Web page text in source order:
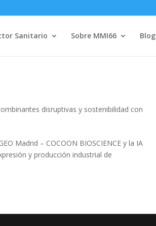
Sanitario Sobre MMI66 Blog
disruptivas y sostenibilidad con
Madrid – COCOON BIOSCIENCE y la IA
y producción industrial de